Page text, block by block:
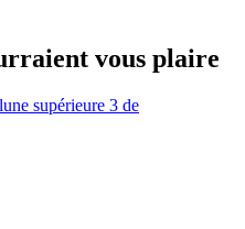
vous plaire